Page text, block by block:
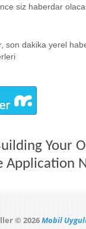
siz haberdar
son dakika yerel
Your
Application
© 2026Mobil